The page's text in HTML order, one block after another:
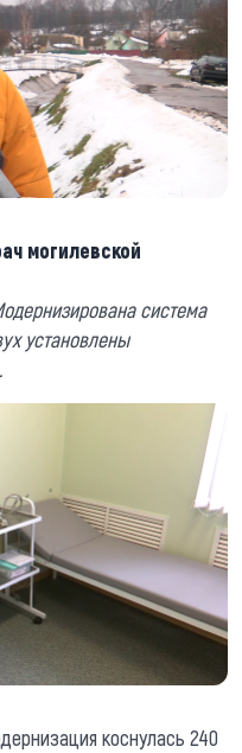
могилевской
система
установлены
коснулась 240